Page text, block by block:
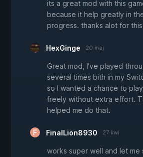
its a great mod with this
because it help greatly in
progress. thanks alot for this
HexGinge 20 maj
Great mod, I've played
several times bith in my
so I wanted a chance to
freely without extra effort.
helped me do that.
FinalLion8930 27 kwi
works super well and let me